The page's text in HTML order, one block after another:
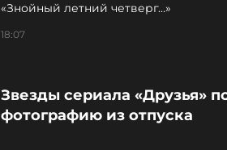
«Знойный летний четверг…»
18:07
Звезды сериала «Друзья»
фотографию из отпуска